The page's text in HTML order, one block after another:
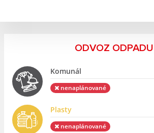
ODVOZ ODPADU
Komunál
nenaplánované
Plasty
nenaplánované